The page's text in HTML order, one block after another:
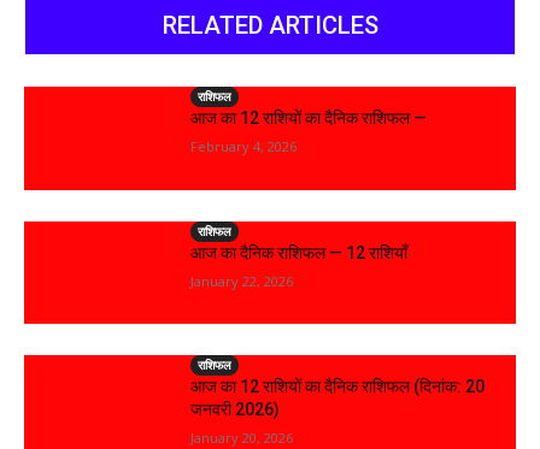
RELATED ARTICLES
राशिफल
आज का 12 राशियों का दैनिक राशिफल —
February 4, 2026
राशिफल
आज का दैनिक राशिफल — 12 राशियाँ
January 22, 2026
राशिफल
आज का 12 राशियों का दैनिक राशिफल (दिनांक: 20
जनवरी 2026)
January 20, 2026